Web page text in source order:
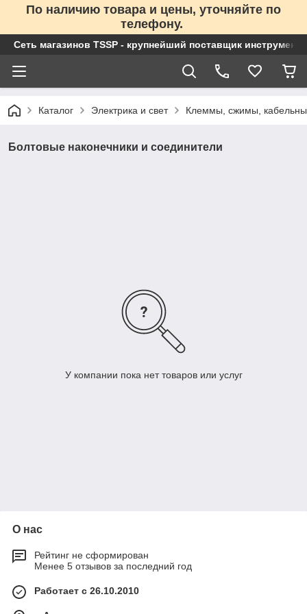
По наличию товара и цены, уточняйте по
телефону.
Сеть магазинов TSSP - крупнейший поставщик
Каталог Электрика и свет Клеммы, сжимы,
Болтовые наконечники и соединители
У компании пока нет товаров или услуг
О нас
Рейтинг не сформирован
Менее 5 отзывов за последний год
Работает с 26.10.2010